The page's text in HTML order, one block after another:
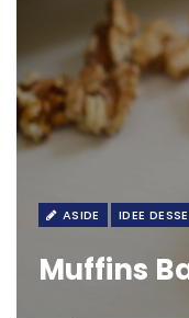
ASIDE IDEE
Muffins